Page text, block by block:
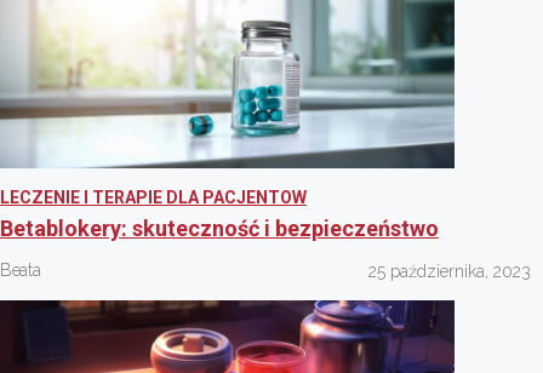
LECZENIE I TERAPIE DLA PACJENTOW
Betablokery: skuteczność i bezpieczeństwo
Beata 25 października, 2023